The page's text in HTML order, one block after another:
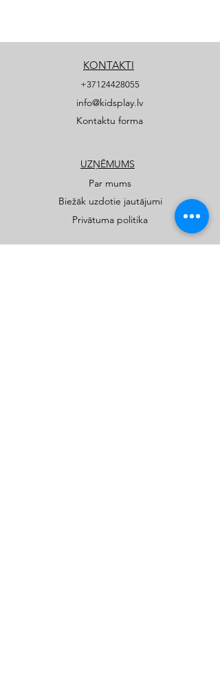
KONTAKTI
+37124428055
info@kidsplay.lv
Kontaktu forma
UZŅĒMUMS
Par mums
Biežāk uzdotie jautājumi
Privātuma politika